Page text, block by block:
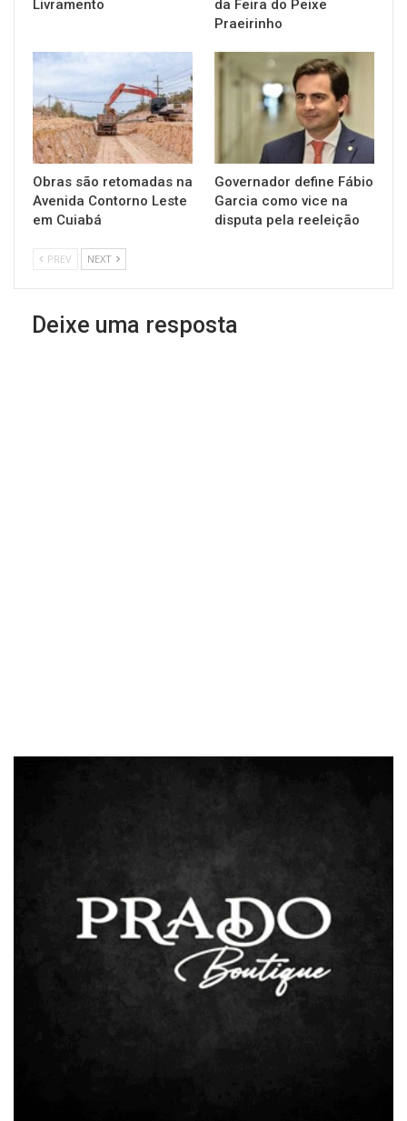
Livramento
da Feira do Peixe
Praeirinho
Obras são retomadas na
Avenida Contorno Leste
em Cuiabá
Governador define Fábio
Garcia como vice na
disputa pela reeleição
PREV NEXT
Deixe uma resposta